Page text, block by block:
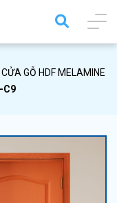
CỬA GỖ HDF MELAMINE
C9